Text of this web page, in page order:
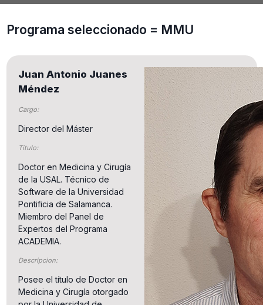
Programa seleccionado = MMU
Juan Antonio Juanes
Méndez
Cargo:
Director del Máster
Titulo:
Doctor en Medicina y Cirugía
de la USAL. Técnico de
Software de la Universidad
Pontificia de Salamanca.
Miembro del Panel de
Expertos del Programa
ACADEMIA.
Descripcion:
Posee el título de Doctor en
Medicina y Cirugía otorgado